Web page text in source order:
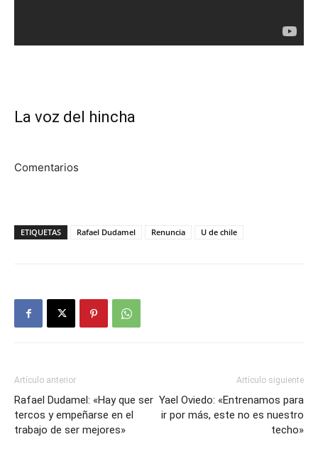
La voz del hincha
Comentarios
ETIQUETAS Rafael Dudamel Renuncia U de chile
Artículo anterior
Rafael Dudamel: «Hay que ser
tercos y empeñarse en el
trabajo de ser mejores»
Artículo siguiente
Yael Oviedo: «Entrenamos para
ir por más, este no es nuestro
techo»